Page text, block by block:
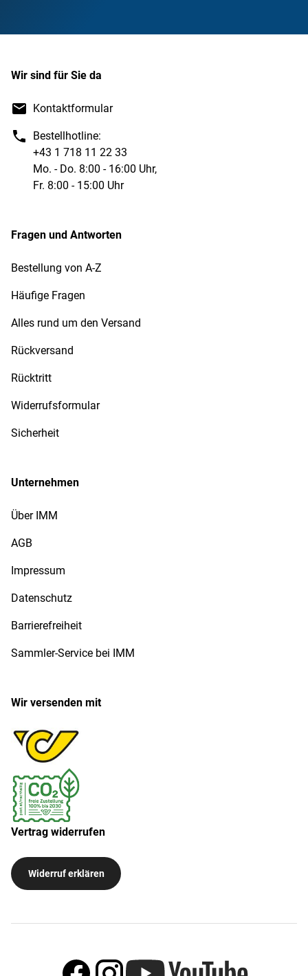
Wir sind für Sie da
Kontaktformular
Bestellhotline:
+43 1 718 11 22 33
Mo. - Do. 8:00 - 16:00 Uhr,
Fr. 8:00 - 15:00 Uhr
Fragen und Antworten
Bestellung von A-Z
Häufige Fragen
Alles rund um den Versand
Rückversand
Rücktritt
Widerrufsformular
Sicherheit
Unternehmen
Über IMM
AGB
Impressum
Datenschutz
Barrierefreiheit
Sammler-Service bei IMM
Wir versenden mit
Vertrag widerrufen
Widerruf erklären